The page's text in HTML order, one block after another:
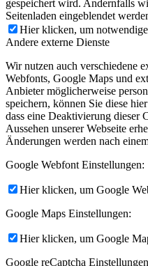
gespeichert wird. Andernfalls
Seitenladen eingeblendet
Hier klicken, um
Andere externe Dienste
Wir nutzen auch verschiedene
Webfonts, Google Maps und
Anbieter möglicherweise
speichern, können Sie diese
dass eine Deaktivierung dieser
Aussehen unserer Webseite
Änderungen werden nach
Google Webfont Einstellungen:
Hier klicken, um Google
Google Maps Einstellungen:
Hier klicken, um Google
Google reCaptcha